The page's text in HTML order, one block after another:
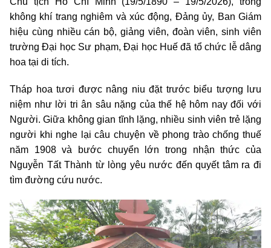
không khí trang nghiêm và xúc động, Đảng ủy, Ban Giám
hiệu cùng nhiều cán bộ, giảng viên, đoàn viên, sinh viên
trường Đại học Sư phạm, Đại học Huế đã tổ chức lễ dâng
hoa tại di tích.
Tháp hoa tươi được nâng niu đặt trước biểu tượng lưu
niệm như lời tri ân sâu nặng của thế hệ hôm nay đối với
Người. Giữa không gian tĩnh lặng, nhiều sinh viên trẻ lặng
người khi nghe lại câu chuyện về phong trào chống thuế
năm 1908 và bước chuyển lớn trong nhận thức của
Nguyễn Tất Thành từ lòng yêu nước đến quyết tâm ra đi
tìm đường cứu nước.